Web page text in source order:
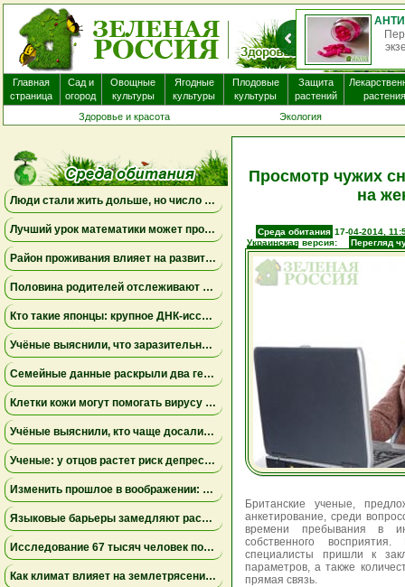
АНТИГИСТАМИННЫЕ ПРЕПАРАТЫ ПОЧТИ НЕ ПОМОГАЮТ ПРИ ЭКЗЕМЕ И МОГУТ ВЫЗЫВАТЬ ПОБОЧНЫЕ ЭФФЕКТЫ
препараты, которые часто назначают пациентам с
вероятно, не приносят существенной пользы. Бол...
Главная
страница
Сад и
огород
Овощные
культуры
Ягодные
культуры
Плодовые
культуры
Защита
растений
растения
Здоровье и красота
Экология
Люди стали жить дольше, но число лет, проведённых с болезнями, продолжает расти
Лучший урок математики может проходить дома
Район проживания влияет на развитие мозга ребенка
Половина родителей отслеживают местоположение взрослых детей, но это не всегда приносит спокойствие
Кто такие японцы: крупное ДНК-исследование меняет представления о происхождении народа
Учёные выяснили, что заразительное зевание может начинаться ещё до рождения
Семейные данные раскрыли два генетических пути к детской депрессии и тревожности
Клетки кожи могут помогать вирусу бешенства проникать в нервную систему даже при незначительных повреждениях
Учёные выяснили, кто чаще досаливает еду: мужчины лидируют, а поведение женщин зависит от образа жизни
Ученые: у отцов растет риск депрессии через год после рождения ребенка
Изменить прошлое в воображении: как работа с воспоминаниями снижает страх неудачи
Языковые барьеры замедляют распространение знаний и инноваций — результаты исследования
Исследование 67 тысяч человек показало неожиданные факты о сексуальном влечении и возрасте
Как климат влияет на землетрясения: учёные установили связь между изменением уровня озера Туркана и тектонической активностью
Просмотр чужих
на
Среда обитания 17-04-2014,
Украинская версия:
Перегляд
самооцінці
Британские ученые,
анкетирование, среди
времени пребывания в
собственного
специалисты пришли к
параметров, а также
прямая связь.